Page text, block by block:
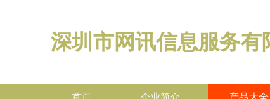
深圳市网讯信息服务有